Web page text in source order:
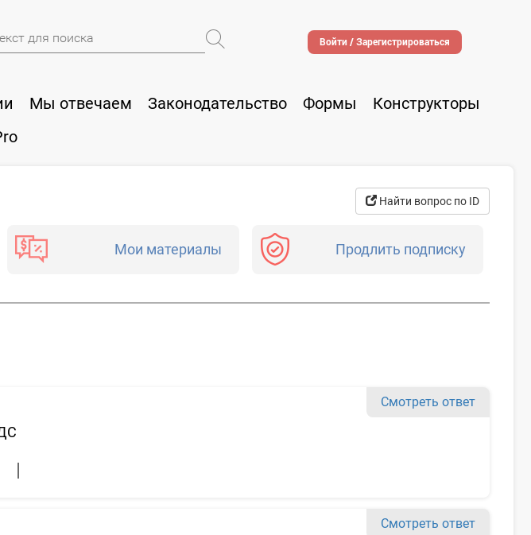
Войти / Зарегистрироваться
Мы отвечаем Законодательство Формы
Конструкторы
Найти вопрос по ID
Мои материалы Продлить подписку
Смотреть ответ
Смотреть ответ